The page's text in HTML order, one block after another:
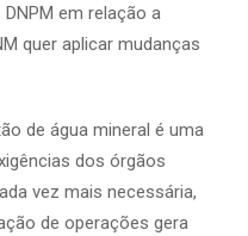
em relação a
quer aplicar mudanças
de água mineral é uma
dos órgãos
vez mais necessária,
de operações gera